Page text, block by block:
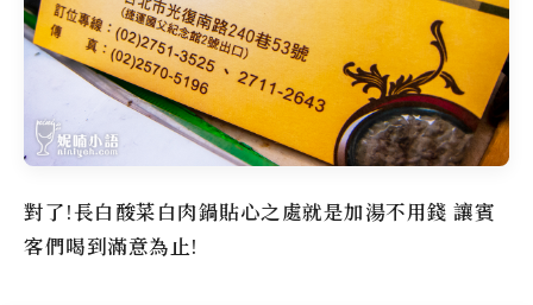
對了!長白酸菜白肉鍋貼心之處就是加湯不用錢 讓賓
客們喝到滿意為止!